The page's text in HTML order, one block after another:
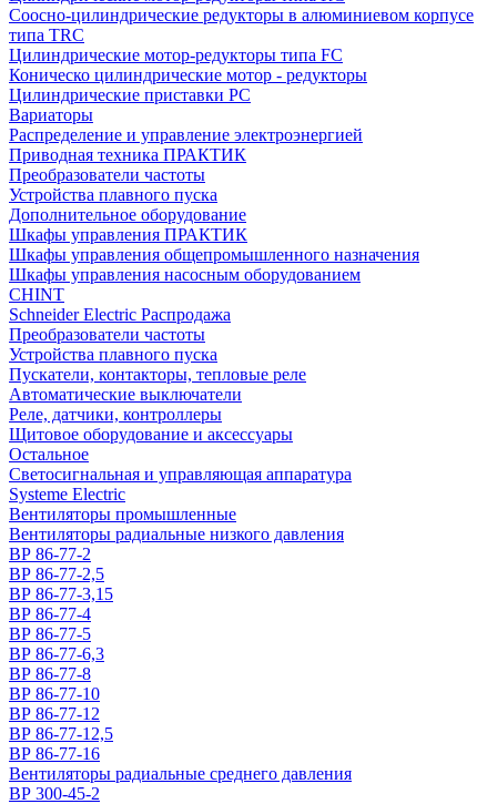
Соосно-цилиндрические редукторы в алюминиевом корпусе
типа TRC
Цилиндрические мотор-редукторы типа FC
Коническо цилиндрические мотор - редукторы
Цилиндрические приставки PC
Вариаторы
Распределение и управление электроэнергией
Приводная техника ПРАКТИК
Преобразователи частоты
Устройства плавного пуска
Дополнительное оборудование
Шкафы управления ПРАКТИК
Шкафы управления общепромышленного назначения
Шкафы управления насосным оборудованием
CHINT
Schneider Electric Распродажа
Преобразователи частоты
Устройства плавного пуска
Пускатели, контакторы, тепловые реле
Автоматические выключатели
Реле, датчики, контроллеры
Щитовое оборудование и аксессуары
Остальное
Светосигнальная и управляющая аппаратура
Systeme Electric
Вентиляторы промышленные
Вентиляторы радиальные низкого давления
ВР 86-77-2
ВР 86-77-2,5
ВР 86-77-3,15
ВР 86-77-4
ВР 86-77-5
ВР 86-77-6,3
ВР 86-77-8
ВР 86-77-10
ВР 86-77-12
ВР 86-77-12,5
ВР 86-77-16
Вентиляторы радиальные среднего давления
ВР 300-45-2